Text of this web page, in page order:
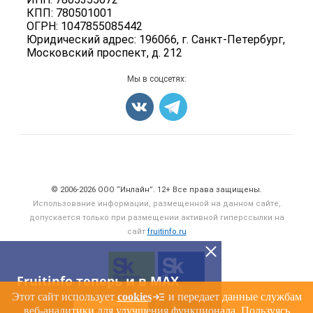
Fruitinfo теперь и в MAX
КПП: 780501001
ОГРН: 1047855085442
Юридический адрес: 196066, г. Санкт-Петербург,
Московский проспект, д. 212
Грибы
Оборудование
Карта объявлений
Мы в соцсетях:
© 2006‑2026 ООО “Инлайн”. 12+ Все права защищены.
Использование информации, размещенной на данном сайте,
допускается только при размещении активной гиперссылки на
сайт fruitinfo.ru
Этот сайт использует cookies
и передает данные службам
веб-аналитики для улучшения функционала. Пользуясь